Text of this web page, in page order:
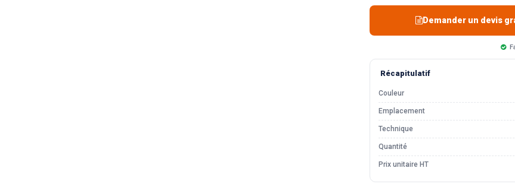
Demander un devis
Récapitulatif
Couleur
Emplacement
Technique
Quantité
Prix unitaire HT